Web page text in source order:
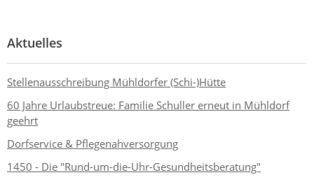
Aktuelles
Stellenausschreibung Mühldorfer (Schi-)Hütte
60 Jahre Urlaubstreue: Familie Schuller erneut in Mühldorf
geehrt
Dorfservice & Pflegenahversorgung
1450 - Die "Rund-um-die-Uhr-Gesundheitsberatung"